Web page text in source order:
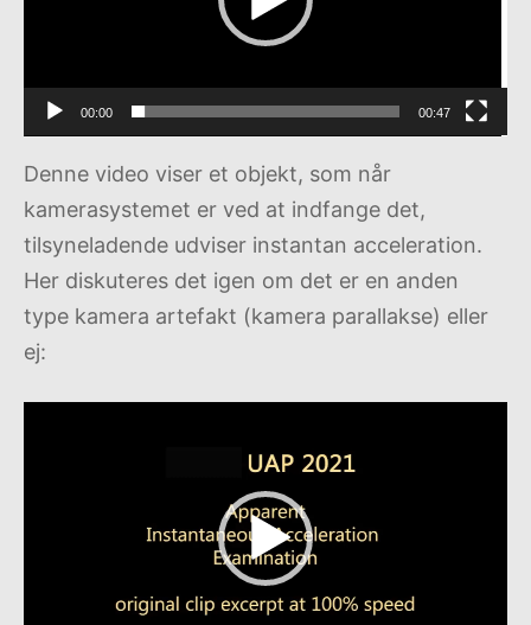
00:00 00:47
Denne video viser et objekt, som når
kamerasystemet er ved at indfange det,
tilsyneladende udviser instantan acceleration.
Her diskuteres det igen om det er en anden
type kamera artefakt (kamera parallakse) eller
ej: